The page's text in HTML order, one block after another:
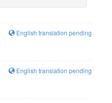
English translation pending
English translation pending